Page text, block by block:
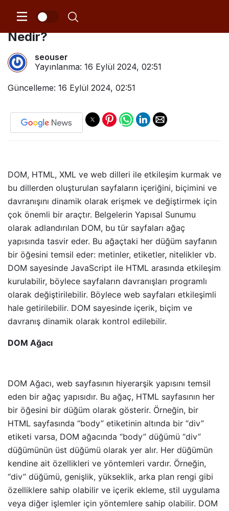
Document Object Model (DOM)
Nedir?
seouser
Yayınlanma: 16 Eylül 2024, 02:51
Güncelleme: 16 Eylül 2024, 02:51
DOM, HTML, XML ve web dilleri ile etkileşim kurmak ve
bu dillerden oluşturulan sayfaların içeriğini, biçimini ve
davranışını dinamik olarak erişmek ve değiştirmek için
çok önemli bir araçtır. Belgelerin Yapısal Sunumu
olarak adlandırılan DOM, bu tür sayfaları ağaç
yapısında tasvir eder. Bu ağaçtaki her düğüm sayfanın
bir öğesini temsil eder: metinler, etiketler, nitelikler vb.
DOM sayesinde JavaScript ile HTML arasında etkileşim
kurulabilir, böylece sayfaların davranışları programlı
olarak değiştirilebilir. Böylece web sayfaları etkileşimli
hale getirilebilir. DOM sayesinde içerik, biçim ve
davranış dinamik olarak kontrol edilebilir.
DOM Ağacı
DOM Ağacı, web sayfasının hiyerarşik yapısını temsil
eden bir ağaç yapısıdır. Bu ağaç, HTML sayfasının her
bir öğesini bir düğüm olarak gösterir. Örneğin, bir
HTML sayfasında “body” etiketinin altında bir “div”
etiketi varsa, DOM ağacında “body” düğümü “div”
düğümünün üst düğümü olarak yer alır. Her düğümün
kendine ait özellikleri ve yöntemleri vardır. Örneğin,
“div” düğümü, genişlik, yükseklik, arka plan rengi gibi
özelliklere sahip olabilir ve içerik ekleme, stil uygulama
veya diğer işlemler için yöntemlere sahip olabilir. DOM